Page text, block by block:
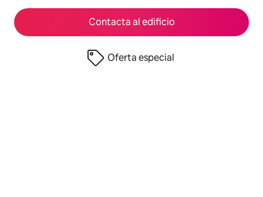
Contacta al edificio
Oferta especial